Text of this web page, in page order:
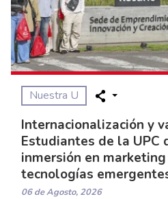
Nuestra U
Internacionalización y
Estudiantes de la UPC
inmersión en
tecnologías
06 de Agosto, 2026